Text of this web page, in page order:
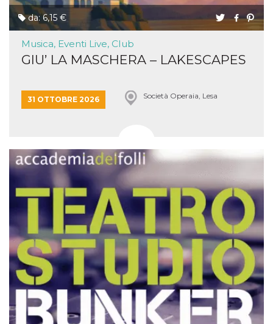
da: 6,15 €
Musica, Eventi Live, Club
GIU’ LA MASCHERA – LAKESCAPES
31 OTTOBRE 2026 Società Operaia, Lesa